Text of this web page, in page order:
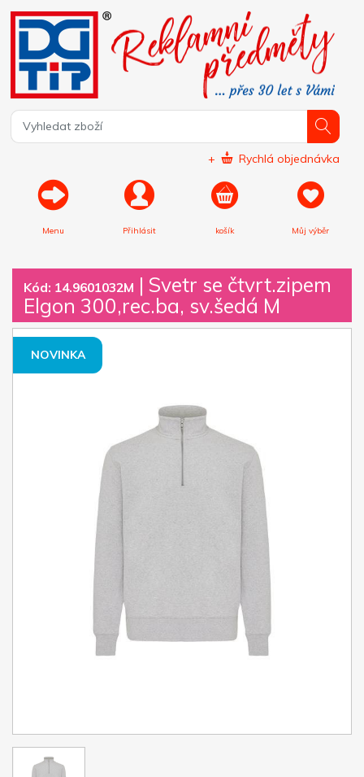
+ Rychlá objednávka
Menu Přihlásit košík Můj výběr
Kód: 14.9601032M | Svetr se čtvrt.zipem
Elgon 300,rec.ba, sv.šedá M
NOVINKA